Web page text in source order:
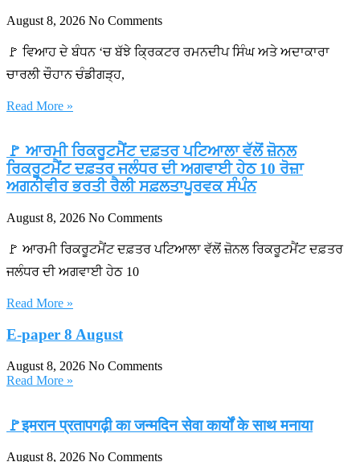
August 8, 2026 No Comments
🚩 ਵਿਆਹ ਦੇ ਬੰਧਨ ‘ਚ ਬੱਝੇ ਕ੍ਰਿਕਟਰ ਰਮਨਦੀਪ ਸਿੰਘ ਅਤੇ ਅਦਾਕਾਰਾ
ਚਾਰਲੀ ਚੌਹਾਨ ਚੰਡੀਗੜ੍ਹ,
Read More »
🚩 ਆਰਮੀ ਰਿਕਰੂਟਮੈਂਟ ਦਫ਼ਤਰ ਪਟਿਆਲਾ ਵੱਲੋਂ ਜ਼ੋਨਲ
ਰਿਕਰੂਟਮੈਂਟ ਦਫ਼ਤਰ ਜਲੰਧਰ ਦੀ ਅਗਵਾਈ ਹੇਠ 10 ਰੋਜ਼ਾ
ਅਗਨੀਵੀਰ ਭਰਤੀ ਰੈਲੀ ਸਫ਼ਲਤਾਪੂਰਵਕ ਸੰਪੰਨ
August 8, 2026 No Comments
🚩 ਆਰਮੀ ਰਿਕਰੂਟਮੈਂਟ ਦਫ਼ਤਰ ਪਟਿਆਲਾ ਵੱਲੋਂ ਜ਼ੋਨਲ ਰਿਕਰੂਟਮੈਂਟ ਦਫ਼ਤਰ
ਜਲੰਧਰ ਦੀ ਅਗਵਾਈ ਹੇਠ 10
Read More »
E-paper 8 August
August 8, 2026 No Comments
Read More »
🚩इमरान प्रतापगढ़ी का जन्मदिन सेवा कार्यों के साथ मनाया
August 8, 2026 No Comments